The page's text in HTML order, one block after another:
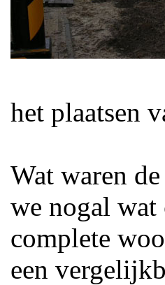
het plaatsen
Wat waren
we nogal wat
complete
een